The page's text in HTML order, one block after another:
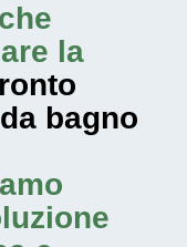
la
bagno